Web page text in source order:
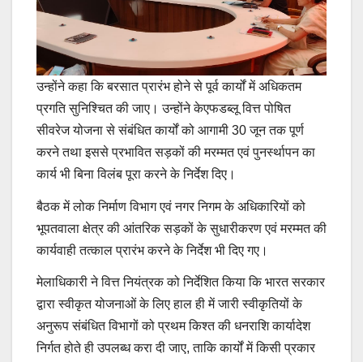
उन्होंने कहा कि बरसात प्रारंभ होने से पूर्व कार्यों में अधिकतम
प्रगति सुनिश्चित की जाए। उन्होंने केएफडब्लू वित्त पोषित
सीवरेज योजना से संबंधित कार्यों को आगामी 30 जून तक पूर्ण
करने तथा इससे प्रभावित सड़कों की मरम्मत एवं पुनर्स्थापन का
कार्य भी बिना विलंब पूरा करने के निर्देश दिए।
बैठक में लोक निर्माण विभाग एवं नगर निगम के अधिकारियों को
भूपतवाला क्षेत्र की आंतरिक सड़कों के सुधारीकरण एवं मरम्मत की
कार्यवाही तत्काल प्रारंभ करने के निर्देश भी दिए गए।
मेलाधिकारी ने वित्त नियंत्रक को निर्देशित किया कि भारत सरकार
द्वारा स्वीकृत योजनाओं के लिए हाल ही में जारी स्वीकृतियों के
अनुरूप संबंधित विभागों को प्रथम किश्त की धनराशि कार्यादेश
निर्गत होते ही उपलब्ध करा दी जाए, ताकि कार्यों में किसी प्रकार